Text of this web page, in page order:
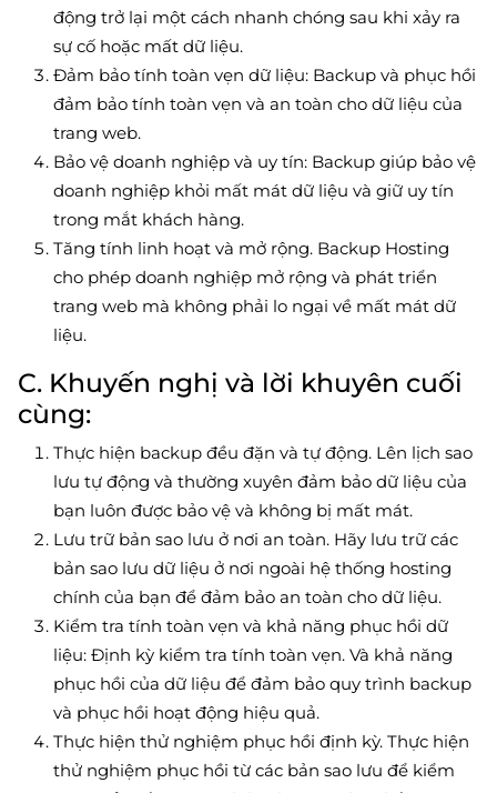
động trở lại một cách nhanh chóng sau khi xảy ra
sự cố hoặc mất dữ liệu.
Đảm bảo tính toàn vẹn dữ liệu: Backup và phục hồi
đảm bảo tính toàn vẹn và an toàn cho dữ liệu của
trang web.
Bảo vệ doanh nghiệp và uy tín: Backup giúp bảo vệ
doanh nghiệp khỏi mất mát dữ liệu và giữ uy tín
trong mắt khách hàng.
Tăng tính linh hoạt và mở rộng. Backup Hosting
cho phép doanh nghiệp mở rộng và phát triển
trang web mà không phải lo ngại về mất mát dữ
liệu.
C. Khuyến nghị và lời khuyên cuối
cùng:
Thực hiện backup đều đặn và tự động. Lên lịch sao
lưu tự động và thường xuyên đảm bảo dữ liệu của
bạn luôn được bảo vệ và không bị mất mát.
Lưu trữ bản sao lưu ở nơi an toàn. Hãy lưu trữ các
bản sao lưu dữ liệu ở nơi ngoài hệ thống hosting
chính của bạn để đảm bảo an toàn cho dữ liệu.
Kiểm tra tính toàn vẹn và khả năng phục hồi dữ
liệu: Định kỳ kiểm tra tính toàn vẹn. Và khả năng
phục hồi của dữ liệu để đảm bảo quy trình backup
và phục hồi hoạt động hiệu quả.
Thực hiện thử nghiệm phục hồi định kỳ. Thực hiện
thử nghiệm phục hồi từ các bản sao lưu để kiểm